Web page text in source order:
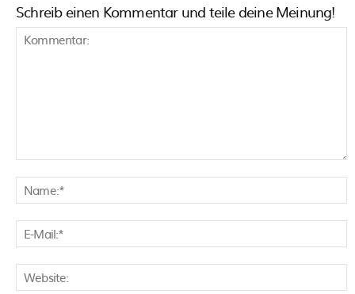
Schreib einen Kommentar und teile deine Meinung!